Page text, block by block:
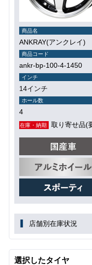
商品名
ANKRAY(アンクレイ)
商品コード
ankr-bp-100-4-1450
インチ
14インチ
ホール数
4
在庫・納期 取り寄せ品(
店舗別在庫状況
選択したタイヤ